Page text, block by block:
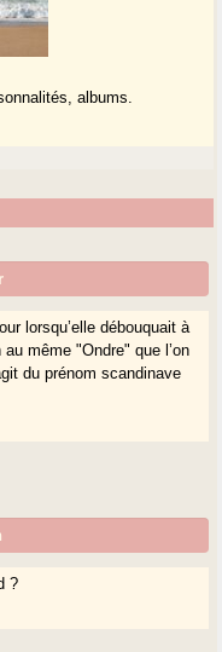
albums.
lorsqu’elle débouquait à
même "Ondre" que l’on
du prénom scandinave
?